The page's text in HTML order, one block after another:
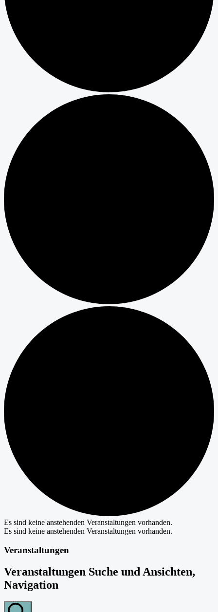
Es sind keine anstehenden Veranstaltungen vorhanden.
Es sind keine anstehenden Veranstaltungen vorhanden.
Veranstaltungen
Veranstaltungen Suche und Ansichten,
Navigation